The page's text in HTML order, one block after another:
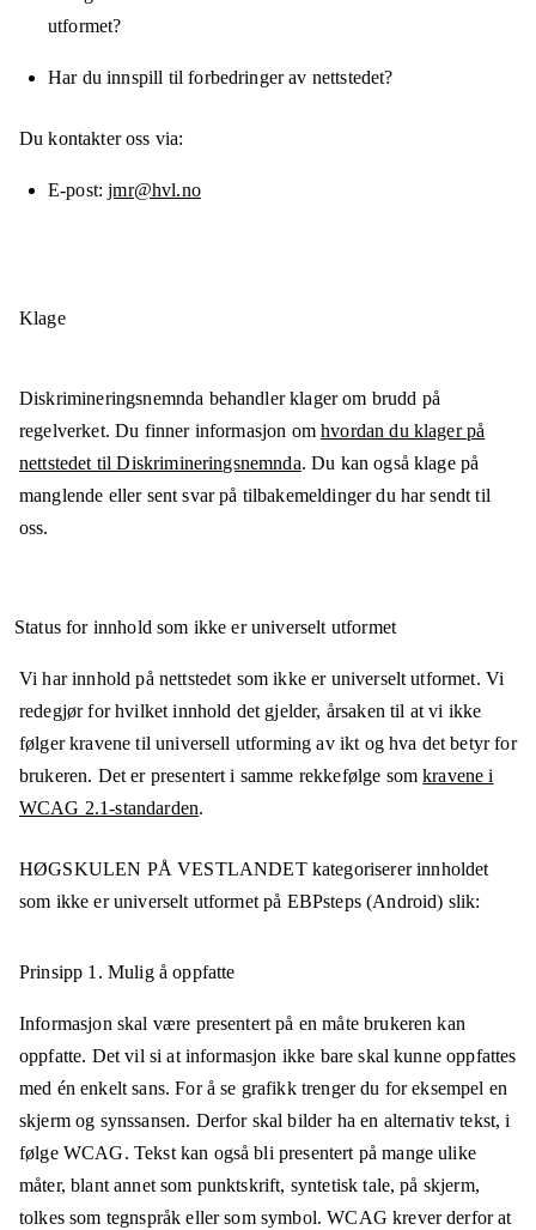
utformet?
Har du innspill til forbedringer av nettstedet?
Du kontakter oss via:
E-post jmr@hvl.no
Klage
Diskrimineringsnemnda behandler klager om brudd på
regelverket. Du finner informasjon omhvordan du klager på
nettstedet til Diskrimineringsnemnda. Du kan også klage på
manglende eller sent svar på tilbakemeldinger du har sendt til
oss.
Status for innhold som ikke er universelt utformet
Vi har innhold på nettstedet som ikke er universelt utformet. Vi
redegjør for hvilket innhold det gjelder, årsaken til at vi ikke
følger kravene til universell utforming av ikt og hva det betyr for
brukeren. Det er presentert i samme rekkefølge somkravene i
WCAG 2.1-standarden.
HØGSKULEN PÅ VESTLANDETkategoriserer innholdet
som ikke er universelt utformet på EBPsteps (Android) slik:
Prinsipp 1. Mulig å oppfatte
Informasjon skal være presentert på en måte brukeren kan
oppfatte. Det vil si at informasjon ikke bare skal kunne oppfattes
med én enkelt sans. For å se grafikk trenger du for eksempel en
skjerm og synssansen. Derfor skal bilder ha en alternativ tekst, i
følge WCAG. Tekst kan også bli presentert på mange ulike
måter, blant annet som punktskrift, syntetisk tale, på skjerm,
tolkes som tegnspråk eller som symbol. WCAG krever derfor at